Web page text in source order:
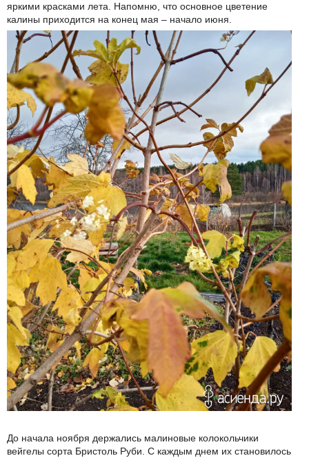
яркими красками лета. Напомню, что основное цветение
калины приходится на конец мая – начало июня.
До начала ноября держались малиновые колокольчики
вейгелы сорта Бристоль Руби. С каждым днем их становилось